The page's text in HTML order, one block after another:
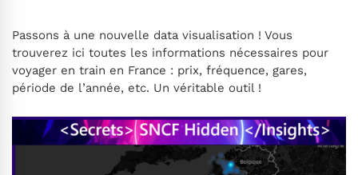
Passons à une nouvelle data visualisation ! Vous
trouverez ici toutes les informations nécessaires pour
voyager en train en France : prix, fréquence, gares,
période de l’année, etc. Un véritable outil !